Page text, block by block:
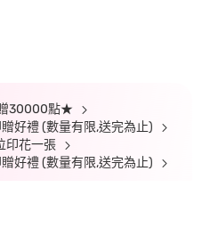
30000點★
好禮 (數量有限,送完為止)
印花一張
好禮 (數量有限,送完為止)